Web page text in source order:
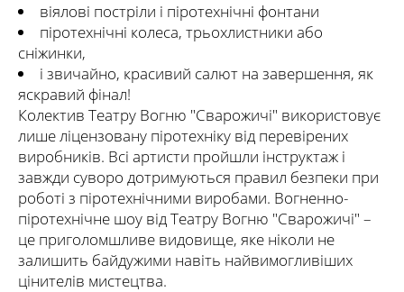
віялові постріли і піротехнічні фонтани
піротехнічні колеса, трьохлистники або
сніжинки,
і звичайно, красивий салют на завершення, як
яскравий фінал!
Колектив Театру Вогню "Сварожичі" використовує
лише ліцензовану піротехніку від перевірених
виробників. Всі артисти пройшли інструктаж і
завжди суворо дотримуються правил безпеки при
роботі з піротехнічними виробами. Вогненно-
піротехнічне шоу від Театру Вогню "Сварожичі" –
це приголомшливе видовище, яке ніколи не
залишить байдужими навіть найвимогливіших
цінителів мистецтва.